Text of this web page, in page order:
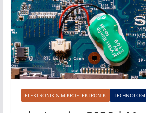
ELEKTRONIK & MIKROELEKTRONIK